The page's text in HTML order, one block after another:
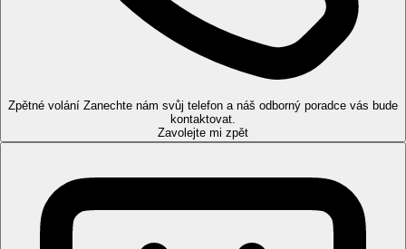
oddělená ložnice
Studio, Superior:renovované, 1 místnost
poplatek
Stravování
Zábava
Možnosti zábavy v centru letoviska Protaras.
Zpětné volání Zanechte nám svůj telefon a náš odborný poradce vás bude
kontaktovat.
Zavolejte mi zpět